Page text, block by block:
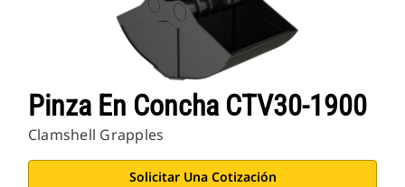
Pinza En Concha CTV30-1900
Clamshell Grapples
Solicitar Una Cotización